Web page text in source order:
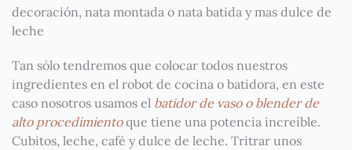
decoración, nata montada o nata batida y mas dulce de
leche
Tan sólo tendremos que colocar todos nuestros
ingredientes en el robot de cocina o batidora, en este
caso nosotros usamos el batidor de vaso o blender de
alto procedimientoque tiene una potencia increíble.
Cubitos, leche, café y dulce de leche. Tritrar unos